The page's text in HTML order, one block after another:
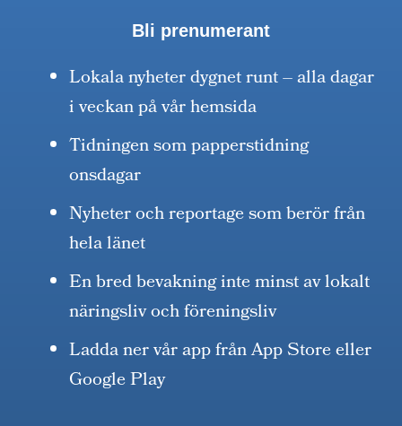
Bli prenumerant
Lokala nyheter dygnet runt – alla dagar
i veckan på vår hemsida
Tidningen som papperstidning
onsdagar
Nyheter och reportage som berör från
hela länet
En bred bevakning inte minst av lokalt
näringsliv och föreningsliv
Ladda ner vår app från App Store eller
Google Play